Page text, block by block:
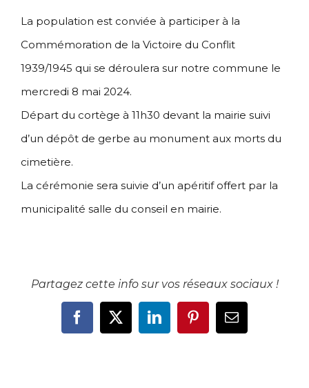
La population est conviée à participer à la
Commémoration de la Victoire du Conflit
1939/1945 qui se déroulera sur notre commune le
mercredi 8 mai 2024.
Départ du cortège à 11h30 devant la mairie suivi
d’un dépôt de gerbe au monument aux morts du
cimetière.
La cérémonie sera suivie d’un apéritif offert par la
municipalité salle du conseil en mairie.
Partagez cette info sur vos réseaux sociaux !
Facebook
X LinkedInPinterestEmail